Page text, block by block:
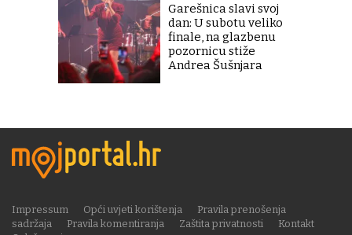
Garešnica slavi svoj
dan: U subotu veliko
finale, na glazbenu
pozornicu stiže
Andrea Šušnjara
Impressum Opći uvjeti korištenja
Pravila prenošenja
sadržaja
Pravila komentiranja Zaštita privatnosti
Kontakt